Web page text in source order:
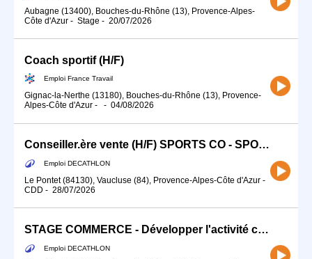
Aubagne (13400), Bouches-du-Rhône (13), Provence-Alpes-
Côte d'Azur - Stage - 20/07/2026
Coach sportif (H/F)
Emploi France Travail
Gignac-la-Nerthe (13180), Bouches-du-Rhône (13), Provence-
Alpes-Côte d'Azur - - 04/08/2026
Conseiller.ère vente (H/F) SPORTS CO - SPORTS DE RAQUETTE - EQUITATION
Emploi DECATHLON
Le Pontet (84130), Vaucluse (84), Provence-Alpes-Côte d'Azur -
CDD - 28/07/2026
STAGE COMMERCE - Développer l'activité commerciale de ton sport (H/F)
Emploi DECATHLON